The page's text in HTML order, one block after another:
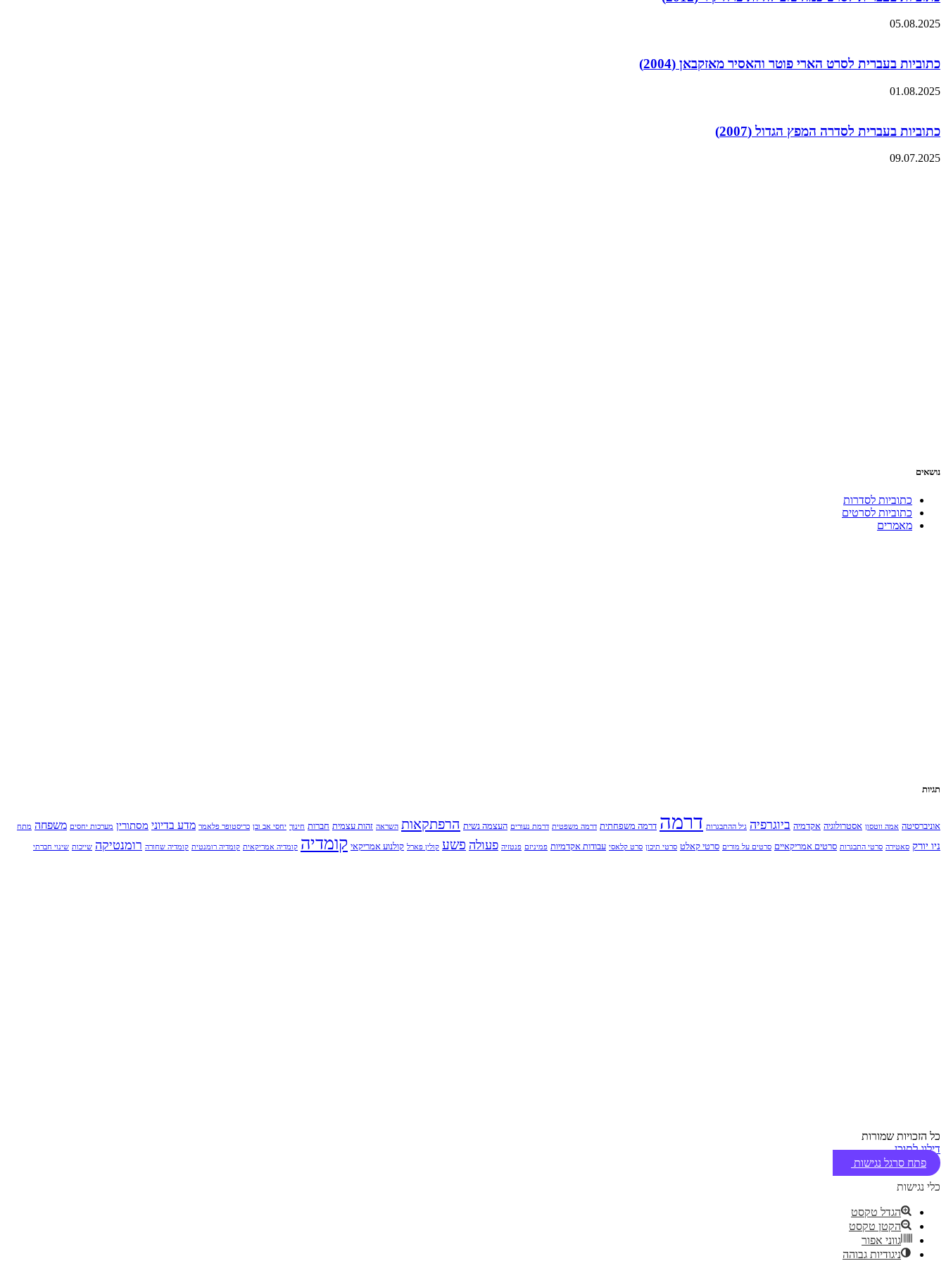
05.08.2025
כתוביות בעברית לסרט הארי פוטר והאסיר מאזקבאן (2004)
01.08.2025
כתוביות בעברית לסדרה המפץ הגדול (2007)
09.07.2025
נושאים
כתוביות לסדרות
כתוביות לסרטים
מאמרים
תגיות
אוניברסיטה אמה ווטסון אסטרולוגיה אקדמיה ביוגרפיה גיל ההתבגרות דרמה דרמה משפחתית דרמה משפטית דרמת נעורים העצמה נשית הרפתקאות השראה זהות עצמית חברות חינוך יחסי אב ובן כריסטופר פלאמר מדע בדיוני מסתורין מערכות יחסים משפחה מתח
ניו יורק סאטירה סרטי התבגרות סרטים אמריקאיים סרטים על מורים סרטי קאלט סרטי תיכון סרט קלאסי עבודות אקדמיות פמיניזם פנטזיה פעולה פשע קולין פארל קולנוע אמריקאי קומדיה קומדיה אמריקאית קומדיה רומנטית קומדיה שחורה רומנטיקה שייכות שינוי חברתי
כל הזכויות שמורות
דילוג לתוכן
פתח סרגל נגישות
כלי נגישות
הגדל טקסט
הקטן טקסט
גווני אפור
ניגודיות גבוהה